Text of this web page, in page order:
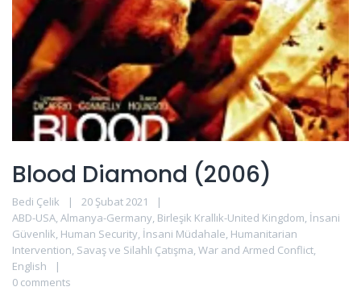
Blood Diamond (2006)
Bedi Çelik
20 Şubat 2021
ABD-USA, Almanya-Germany, Birleşik Krallık-United Kingdom, İnsani
Güvenlik, Human Security, İnsani Müdahale, Humanitarian
Intervention, Savaş ve Silahlı Çatışma, War and Armed Conflict,
English
0 comments